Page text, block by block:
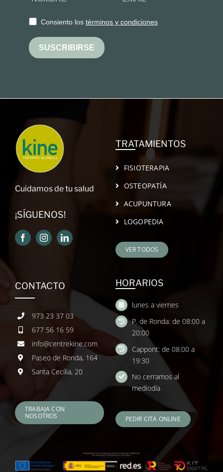
Consiento los términos y condiciones
SUSCRIBIRSE
Cuidamos de tu salud
¡SÍGUENOS!
TRATAMIENTOS
FISIOTERAPIA
OSTEOPATÍA
ACUPUNTURA
LOGOPEDIA
VER TODOS
CONTACTO
973 23 37 03
677 56 16 59
info@centrekine.com
Paseo de Ronda, 164
Santa Cecília, 20
TRABAJA CON
NOSOTROS
HORARIOS
lunes a viernes
P. de Ronda: de 08:00 a
20:00
Cappont: de 08:00 a
19:30
No cerramos al
mediodía
PEDIR CITA ONLINE